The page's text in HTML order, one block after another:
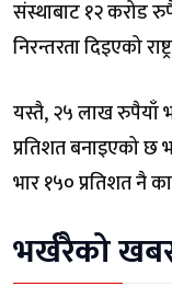
संस्थाबाट १२ करोड
निरन्तरता दिइएको
यस्तै, २५ लाख रुपैयाँ
प्रतिशत बनाइएको छ
भार १५० प्रतिशत नै
भर्खरैको